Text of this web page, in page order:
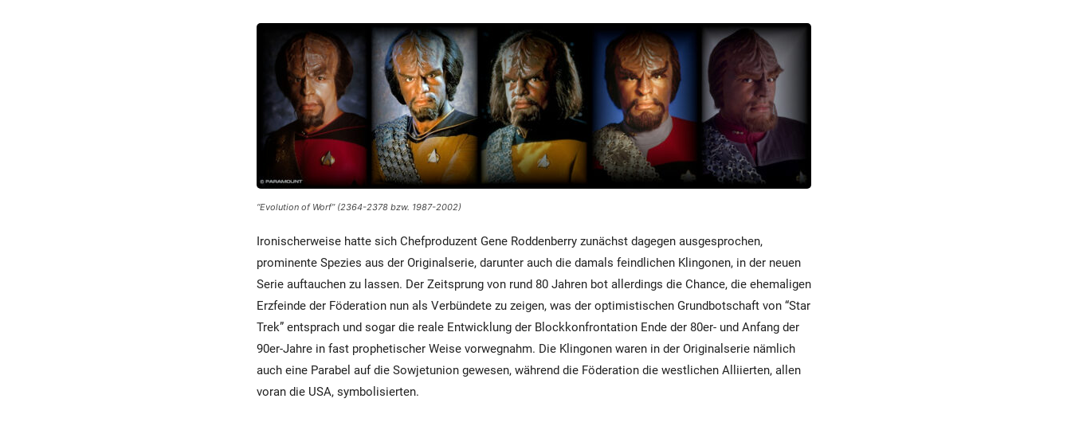
“Evolution of Worf” (2364-2378 bzw. 1987-2002)
Ironischerweise hatte sich Chefproduzent Gene Roddenberry zunächst dagegen ausgesprochen,
prominente Spezies aus der Originalserie, darunter auch die damals feindlichen Klingonen, in der neuen
Serie auftauchen zu lassen. Der Zeitsprung von rund 80 Jahren bot allerdings die Chance, die ehemaligen
Erzfeinde der Föderation nun als Verbündete zu zeigen, was der optimistischen Grundbotschaft von “Star
Trek” entsprach und sogar die reale Entwicklung der Blockkonfrontation Ende der 80er- und Anfang der
90er-Jahre in fast prophetischer Weise vorwegnahm. Die Klingonen waren in der Originalserie nämlich
auch eine Parabel auf die Sowjetunion gewesen, während die Föderation die westlichen Alliierten, allen
voran die USA, symbolisierten.